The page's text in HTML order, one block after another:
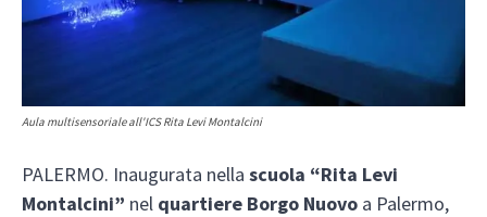
Aula multisensoriale all'ICS Rita Levi Montalcini
PALERMO. Inaugurata nella scuola “Rita Levi
Montalcini” nel quartiere Borgo Nuovo a Palermo,